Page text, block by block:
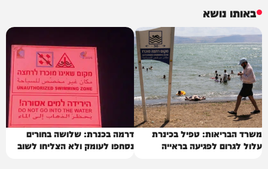
באותו נושא
משרד הבריאות: טפיל בכינרת
עלול לגרום לפגיעה בראייה
דרמה בכנרת: שלושה בחורים
נסחפו לעומק ולא הצליחו לשוב